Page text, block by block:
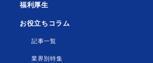
福利厚生
お役立ちコラム
記事一覧
業界別特集